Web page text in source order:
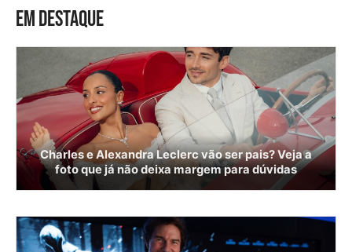
EM DESTAQUE
Charles e Alexandra Leclerc vão ser pais? Veja a
foto que já não deixa margem para dúvidas